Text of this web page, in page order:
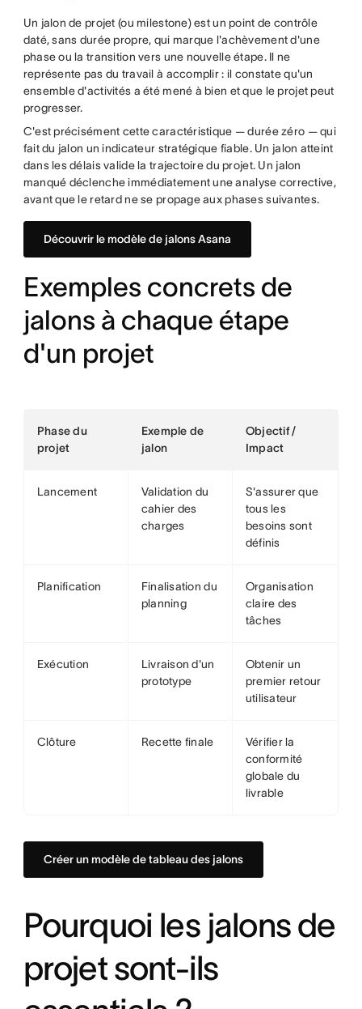
Un jalon de projet (ou milestone) est un point de contrôle
daté, sans durée propre, qui marque l'achèvement d'une
phase ou la transition vers une nouvelle étape. Il ne
représente pas du travail à accomplir : il constate qu'un
ensemble d'activités a été mené à bien et que le projet peut
progresser.
C'est précisément cette caractéristique — durée zéro — qui
fait du jalon un indicateur stratégique fiable. Un jalon atteint
dans les délais valide la trajectoire du projet. Un jalon
manqué déclenche immédiatement une analyse corrective,
avant que le retard ne se propage aux phases suivantes.
Découvrir le modèle de jalons Asana
Exemples concrets de
jalons à chaque étape
d'un projet
Phase du
projet
Exemple de
jalon
Objectif /
Impact
Lancement
Validation du
cahier des
charges
S'assurer que
tous les
besoins sont
définis
Planification
Finalisation du
planning
Organisation
claire des
tâches
Exécution
Livraison d'un
prototype
Obtenir un
premier retour
utilisateur
Clôture Recette finale
Vérifier la
conformité
globale du
livrable
Créer un modèle de tableau des jalons
Pourquoi les jalons de
projet sont-ils